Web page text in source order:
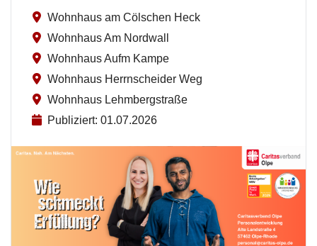
Wohnhaus am Cölschen Heck
Wohnhaus Am Nordwall
Wohnhaus Aufm Kampe
Wohnhaus Herrnscheider Weg
Wohnhaus Lehmbergstraße
Publiziert: 01.07.2026